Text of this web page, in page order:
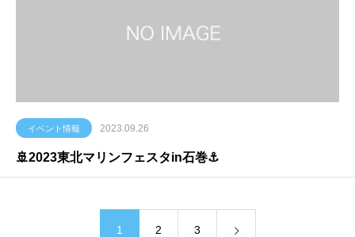
イベント情報 2023.09.26
🚢2023東北マリンフェスタin石巻⚓
1 2 3